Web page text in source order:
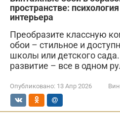
пространстве:
интерьера
Преобразите классную
обои – стильное и
школы или детского
развитие – все в одном
Опубликовано: 13 Апр 2026